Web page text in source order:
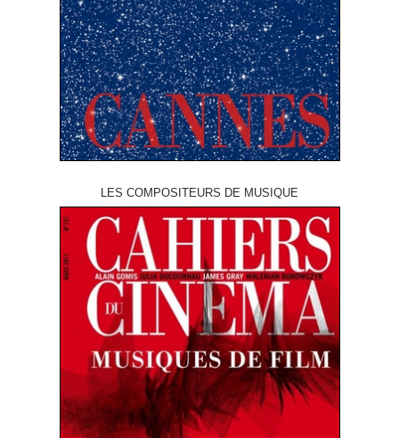
LES COMPOSITEURS DE MUSIQUE